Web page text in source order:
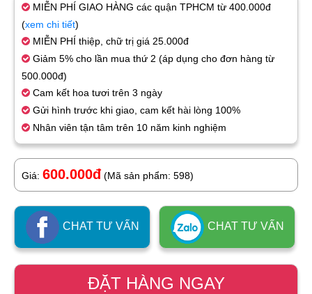
MIỄN PHÍ GIAO HÀNG các quận TPHCM từ 400.000đ
(xem chi tiết)
MIỄN PHÍ thiệp, chữ trị giá 25.000đ
Giảm 5% cho lần mua thứ 2 (áp dụng cho đơn hàng từ
500.000đ)
Cam kết hoa tươi trên 3 ngày
Gửi hình trước khi giao, cam kết hài lòng 100%
Nhân viên tận tâm trên 10 năm kinh nghiệm
Giá: 600.000đ (Mã sản phẩm: 598)
CHAT TƯ VẤN CHAT TƯ VẤN
ĐẶT HÀNG NGAY